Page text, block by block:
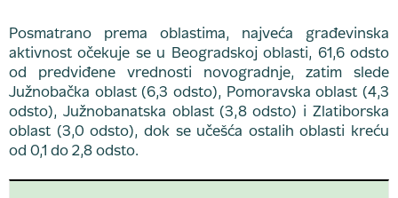
Posmatrano prema oblastima, najveća građevinska
aktivnost očekuje se u Beogradskoj oblasti, 61,6 odsto
od predviđene vrednosti novogradnje, zatim slede
Južnobačka oblast (6,3 odsto), Pomoravska oblast (4,3
odsto), Južnobanatska oblast (3,8 odsto) i Zlatiborska
oblast (3,0 odsto), dok se učešća ostalih oblasti kreću
od 0,1 do 2,8 odsto.